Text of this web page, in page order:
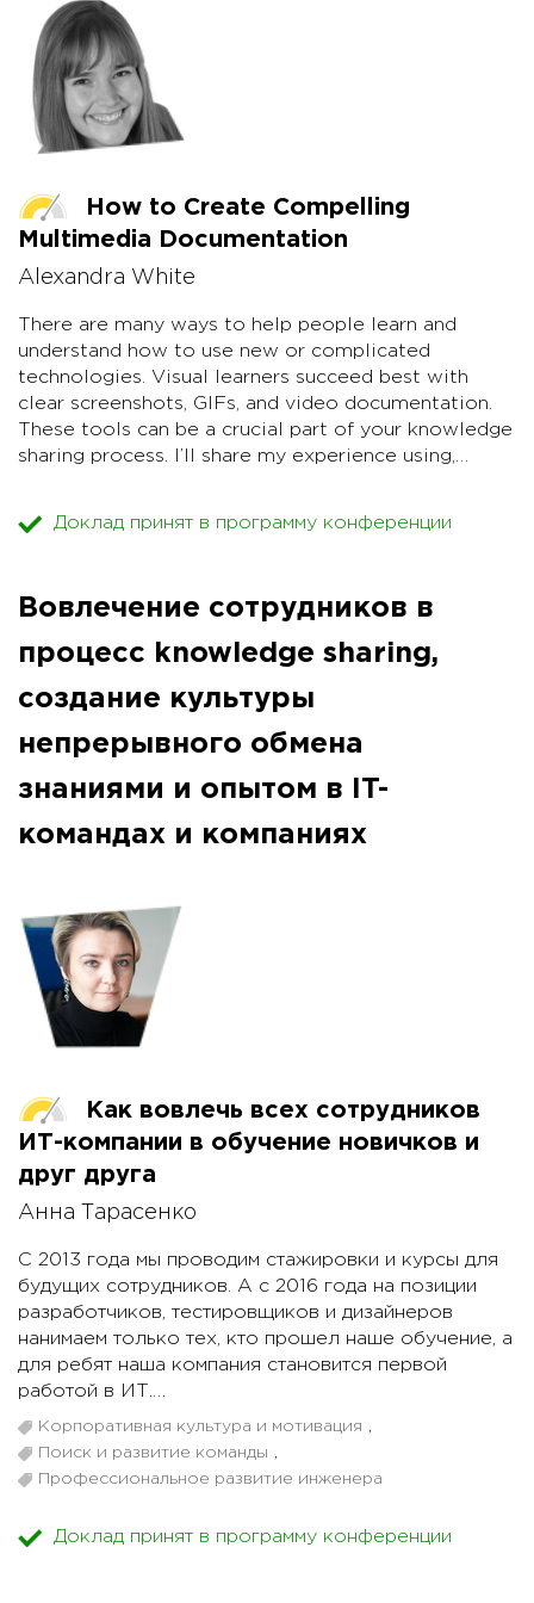
Послесловие:
Даже без бюджета за пару месяцев с
ограниченным временем разработчиков можно
запустить обучающий проект в IT. Главное - начать.
департамента узнавать важное и новое о проектах,
задачах и соседних командах.
How to Create Compelling
Multimedia Documentation
Alexandra White
There are many ways to help people learn and
understand how to use new or complicated
technologies. Visual learners succeed best with
clear screenshots, GIFs, and video documentation.
These tools can be a crucial part of your knowledge
sharing process. I’ll share my experience using,
Доклад принят в программу конференции
Вовлечение сотрудников в
процесс knowledge sharing,
создание культуры
непрерывного обмена
знаниями и опытом в IT-
командах и компаниях
Как вовлечь всех сотрудников
ИТ-компании в обучение новичков и
друг друга
Анна Тарасенко
С 2013 года мы проводим стажировки и курсы для
будущих сотрудников. А с 2016 года на позиции
разработчиков, тестировщиков и дизайнеров
нанимаем только тех, кто прошел наше обучение, а
для ребят наша компания становится первой
работой в ИТ.
Вроде бы все просто: учим и берем на работу
джуниоров. Но любой, кто захочет делать то же
чаще всего не умеют и не любят преподавать.
Корпоративная культура и мотивация ,
Поиск и развитие команды ,
Профессиональное развитие инженера
Доклад принят в программу конференции